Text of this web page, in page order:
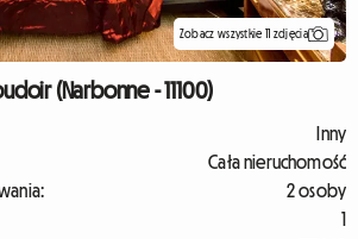
Zobacz wszystkie 11 zdjęcia
(Narbonne - 11100)
Inny
Cała nieruchomość
2 osoby
1